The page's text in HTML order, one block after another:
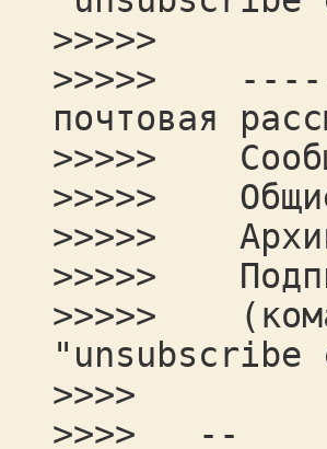
>>>>>
>>>>>
почтовая
>>>>>
>>>>>
>>>>>
>>>>>
>>>>>
"unsubscribe
>>>>
>>>> --